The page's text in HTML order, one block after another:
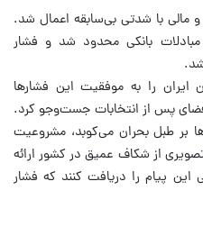
مالی با شدتی بی‌سابقه اعمال شد.
بانکی محدود شد و فشار
را به موفقیت این فشارها
فضای پس از انتخابات جست‌وجو کرد.
بر طبل بحران می‌کوبد، مشروعیت
از شکاف عمیق در کشور ارائه
پیام را دریافت کنند که فشار